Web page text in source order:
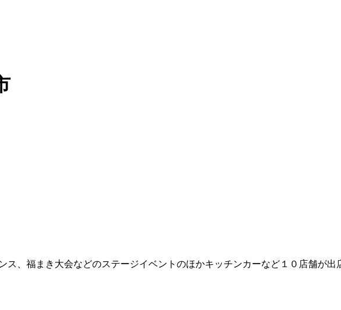
ス、福まき大会などのステージイベントのほかキッチンカーなど１０店舗が出